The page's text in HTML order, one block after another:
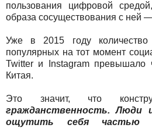
пользования цифровой
образа сосуществования с ней
Уже в 2015 году количество
популярных на тот момент
Twitter и Instagram превышало
Китая.
Это значит, что
гражданственность. Люди
ощутить себя частью